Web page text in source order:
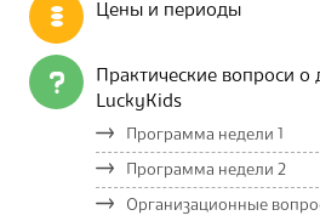
Цены и периоды
Практические вопроси о
LuckyKids
Программа недели 1
Программа недели 2
Организационные